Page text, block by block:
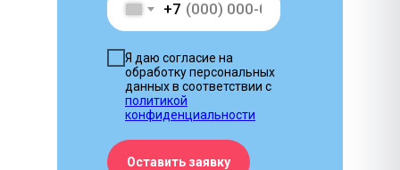
+7
Я даю согласие на
обработку персональных
данных в соответствии с
политикой
конфиденциальности
Оставить заявку